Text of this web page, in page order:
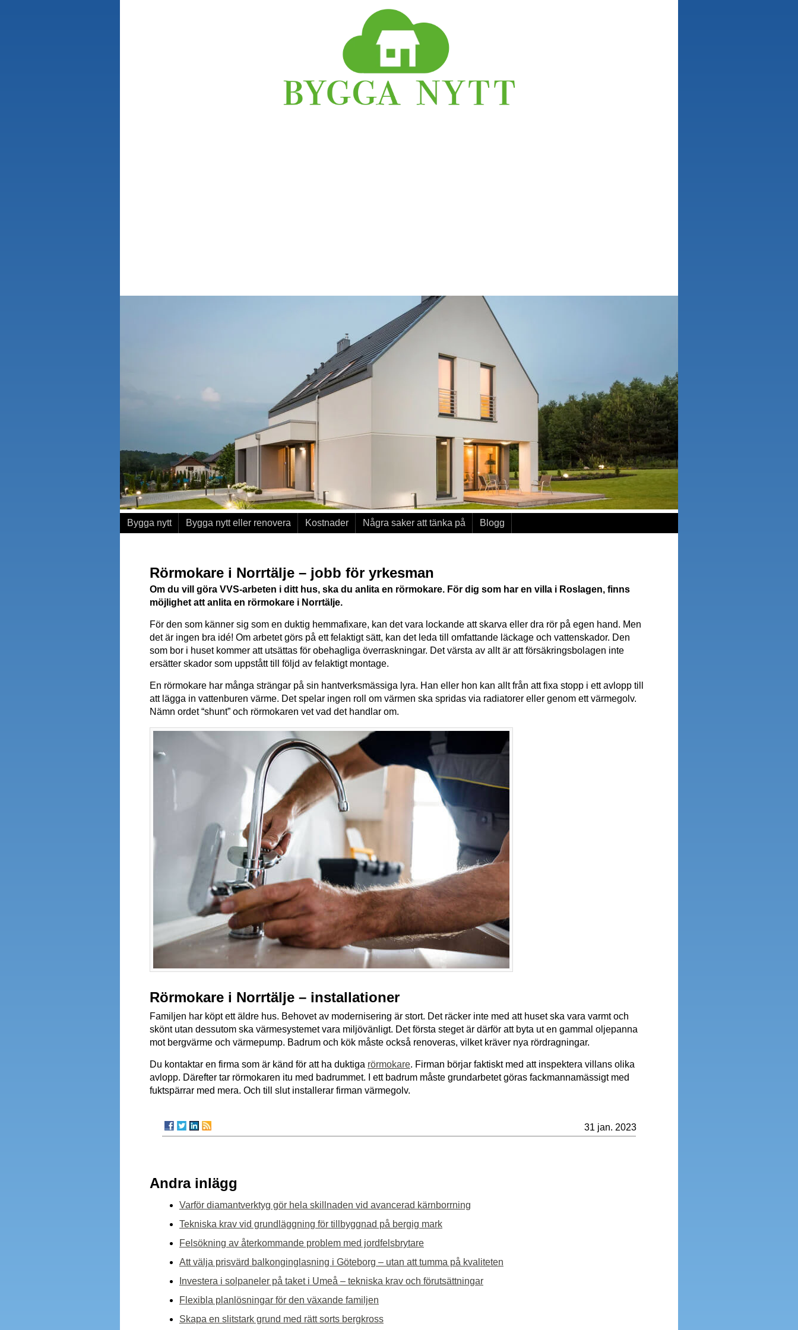
Bygga nytt Bygga nytt eller renovera Kostnader Några saker att tänka på Blogg
Rörmokare i Norrtälje – jobb för yrkesman
Om du vill göra VVS-arbeten i ditt hus, ska du anlita en rörmokare. För dig som har en villa i Roslagen, finns
möjlighet att anlita en rörmokare i Norrtälje.
För den som känner sig som en duktig hemmafixare, kan det vara lockande att skarva eller dra rör på egen hand. Men
det är ingen bra idé! Om arbetet görs på ett felaktigt sätt, kan det leda till omfattande läckage och vattenskador. Den
som bor i huset kommer att utsättas för obehagliga överraskningar. Det värsta av allt är att försäkringsbolagen inte
ersätter skador som uppstått till följd av felaktigt montage.
En rörmokare har många strängar på sin hantverksmässiga lyra. Han eller hon kan allt från att fixa stopp i ett avlopp till
att lägga in vattenburen värme. Det spelar ingen roll om värmen ska spridas via radiatorer eller genom ett värmegolv.
Nämn ordet “shunt” och rörmokaren vet vad det handlar om.
Rörmokare i Norrtälje – installationer
Familjen har köpt ett äldre hus. Behovet av modernisering är stort. Det räcker inte med att huset ska vara varmt och
skönt utan dessutom ska värmesystemet vara miljövänligt. Det första steget är därför att byta ut en gammal oljepanna
mot bergvärme och värmepump. Badrum och kök måste också renoveras, vilket kräver nya rördragningar.
Du kontaktar en firma som är känd för att ha duktiga rörmokare. Firman börjar faktiskt med att inspektera villans olika
avlopp. Därefter tar rörmokaren itu med badrummet. I ett badrum måste grundarbetet göras fackmannamässigt med
fuktspärrar med mera. Och till slut installerar firman värmegolv.
31 jan. 2023
Andra inlägg
Varför diamantverktyg gör hela skillnaden vid avancerad kärnborrning
Tekniska krav vid grundläggning för tillbyggnad på bergig mark
Felsökning av återkommande problem med jordfelsbrytare
Att välja prisvärd balkonginglasning i Göteborg – utan att tumma på kvaliteten
Investera i solpaneler på taket i Umeå – tekniska krav och förutsättningar
Flexibla planlösningar för den växande familjen
Skapa en slitstark grund med rätt sorts bergkross